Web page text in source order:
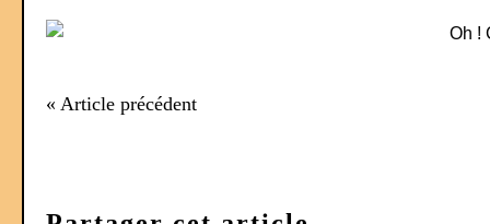
« Article précédent